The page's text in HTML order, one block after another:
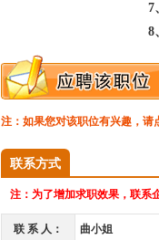
7
8
注：如果您对该职位有兴趣，
联系方式
注： 为了增加求职效果，联系
联 系 人： 曲小姐